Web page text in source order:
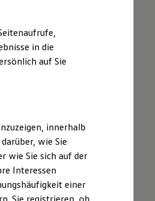
in die
auf Sie
innerhalb
wie Sie
wie Sie sich auf der
Interessen
einer
Sie registrieren, ob